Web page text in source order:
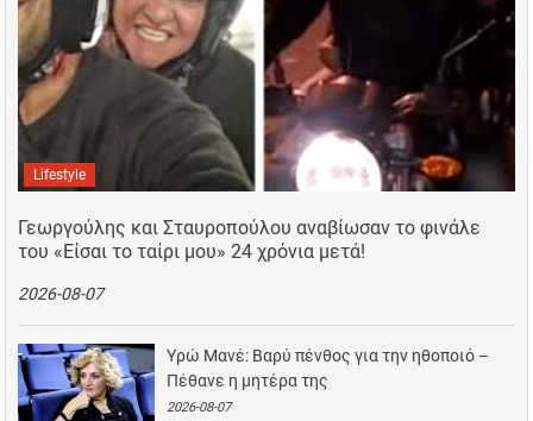
Lifestyle
Γεωργούλης και Σταυροπούλου αναβίωσαν το φινάλε
του «Είσαι το ταίρι μου» 24 χρόνια μετά!
2026-08-07
Υρώ Μανέ: Βαρύ πένθος για την ηθοποιό –
Πέθανε η μητέρα της
2026-08-07